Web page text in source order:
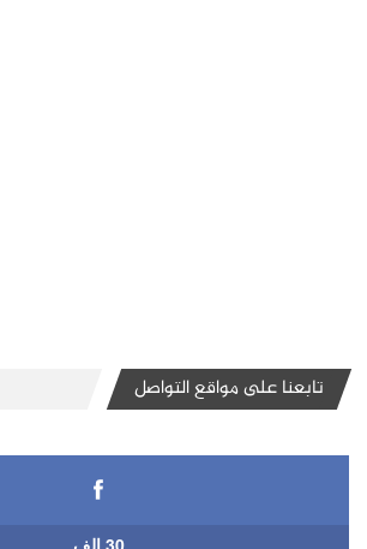
تابعنا على مواقع التواصل